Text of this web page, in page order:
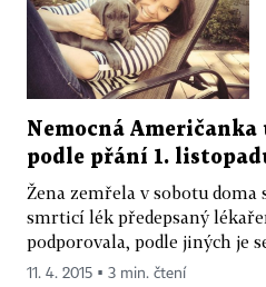
Nemocná
podle přání 1.
Žena zemřela v sobotu doma
smrticí lék předepsaný
podporovala, podle jiných je
11. 4. 2015 ▪ 3 min. čtení